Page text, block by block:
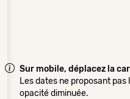
Sur mobile, déplacez la
Les dates ne proposant
opacité diminuée.